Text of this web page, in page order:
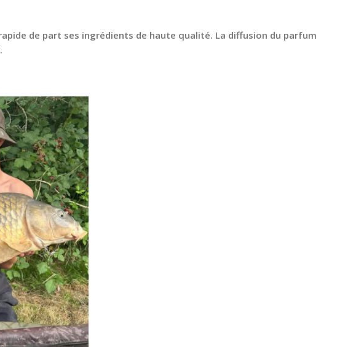
de part ses ingrédients de haute qualité. La diffusion du parfum